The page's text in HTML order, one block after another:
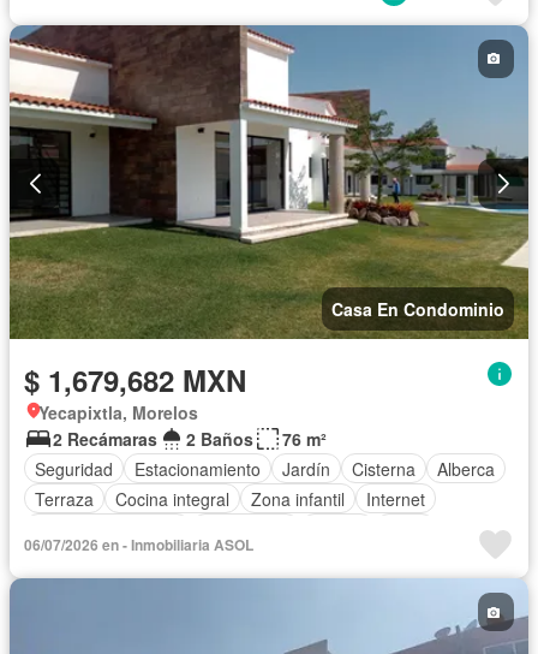
Casa En Condominio
$ 1,679,682 MXN
Yecapixtla, Morelos
2 Recámaras
2 Baños
76 m²
Seguridad
Estacionamiento Jardín Cisterna
Alberca
Terraza
Cocina integral Zona infantil
Internet
Televisión por cable
Zonas verdes
Sin amueblar
06/07/2026 en - Inmobiliaria ASOL